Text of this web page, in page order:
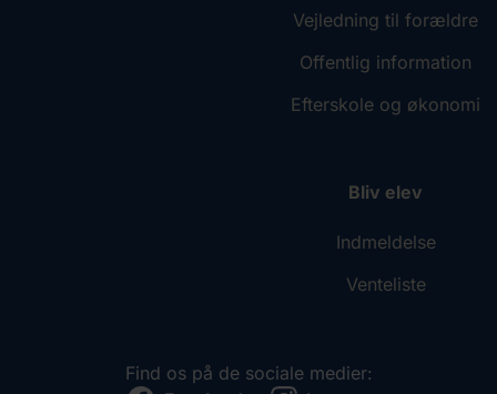
Vejledning til forældre
Offentlig information
Efterskole og økonomi
Bliv elev
Indmeldelse
Venteliste
Find os på de sociale medier: